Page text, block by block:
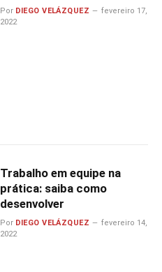
Por DIEGO VELÁZQUEZ
fevereiro 17,
2022
Trabalho em equipe na
prática: saiba como
desenvolver
Por DIEGO VELÁZQUEZ
fevereiro 14,
2022